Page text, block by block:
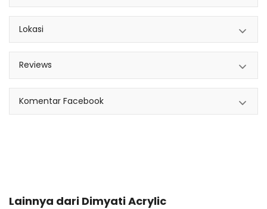
Lokasi
Reviews
Komentar Facebook
Lainnya dari Dimyati Acrylic